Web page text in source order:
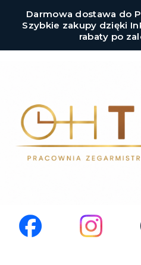
Darmowa dostawa do
Szybkie zakupy dzięki
rabaty po